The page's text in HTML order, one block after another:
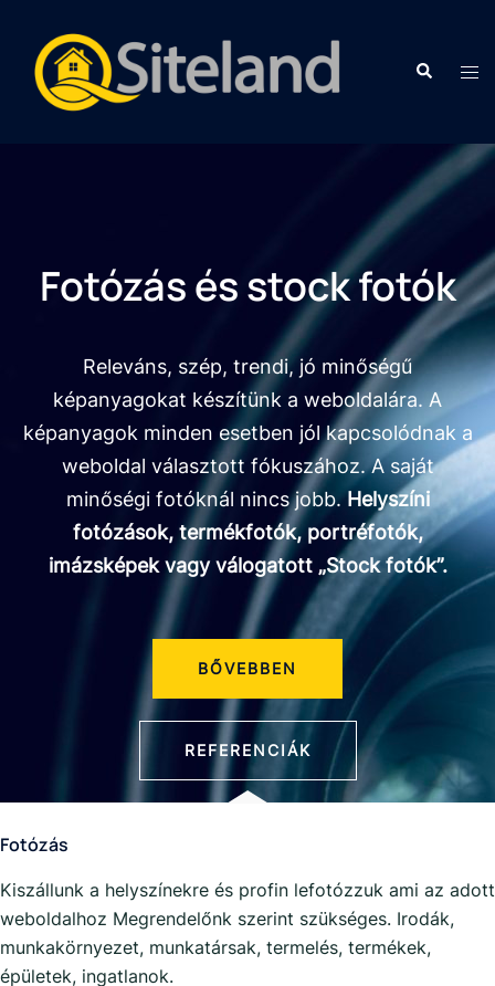
Fotózás és stock fotók
Releváns, szép, trendi, jó minőségű
képanyagokat készítünk a weboldalára. A
képanyagok minden esetben jól kapcsolódnak a
weboldal választott fókuszához. A saját
minőségi fotóknál nincs jobb.Helyszíni
fotózások, termékfotók, portréfotók,
imázsképek vagy válogatott „Stock fotók”.
BŐVEBBEN
REFERENCIÁK
Fotózás
Kiszállunk a helyszínekre és profin lefotózzuk ami az adott
weboldalhoz Megrendelőnk szerint szükséges. Irodák,
munkakörnyezet, munkatársak, termelés, termékek,
épületek, ingatlanok.